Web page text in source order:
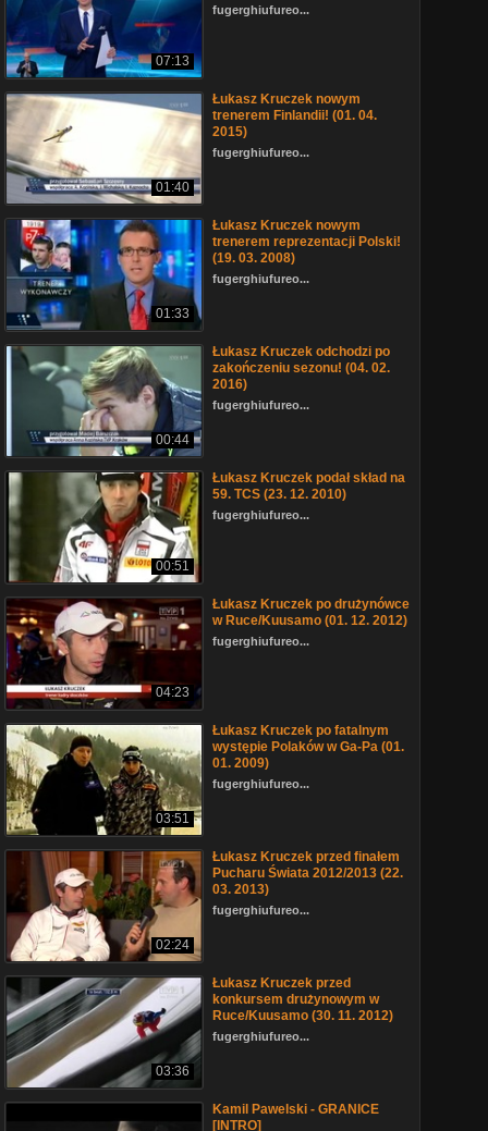
07:13
fugerghiufureo...
01:40
Łukasz Kruczek nowym
trenerem Finlandii! (01. 04.
2015)
fugerghiufureo...
01:33
Łukasz Kruczek nowym
trenerem reprezentacji Polski!
(19. 03. 2008)
fugerghiufureo...
00:44
Łukasz Kruczek odchodzi po
zakończeniu sezonu! (04. 02.
2016)
fugerghiufureo...
00:51
Łukasz Kruczek podał skład na
59. TCS (23. 12. 2010)
fugerghiufureo...
04:23
Łukasz Kruczek po drużynówce
w Ruce/Kuusamo (01. 12. 2012)
fugerghiufureo...
03:51
Łukasz Kruczek po fatalnym
występie Polaków w Ga-Pa (01.
01. 2009)
fugerghiufureo...
02:24
Łukasz Kruczek przed finałem
Pucharu Świata 2012/2013 (22.
03. 2013)
fugerghiufureo...
03:36
Łukasz Kruczek przed
konkursem drużynowym w
Ruce/Kuusamo (30. 11. 2012)
fugerghiufureo...
Kamil Pawelski - GRANICE
[INTRO]